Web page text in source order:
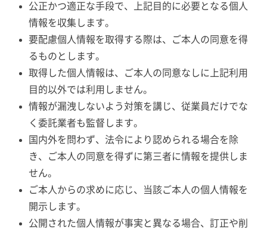
公正かつ適正な手段で、上記目的に必要となる個人
情報を収集します。
要配慮個人情報を取得する際は、ご本人の同意を得
るものとします。
取得した個人情報は、ご本人の同意なしに上記利用
目的以外では利用しません。
情報が漏洩しないよう対策を講じ、従業員だけでな
く委託業者も監督します。
国内外を問わず、法令により認められる場合を除
き、ご本人の同意を得ずに第三者に情報を提供しま
せん。
ご本人からの求めに応じ、当該ご本人の個人情報を
開示します。
公開された個人情報が事実と異なる場合、訂正や削